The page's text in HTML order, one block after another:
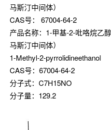
马斯汀中间体）
CAS号： 67004-64-2
产品名称：1-甲基-2-吡咯烷乙
马斯汀中间体）
1-Methyl-2-pyrrolidineethanol
CAS号：67004-64-2
分子式：C7H15NO
分子量：129.2